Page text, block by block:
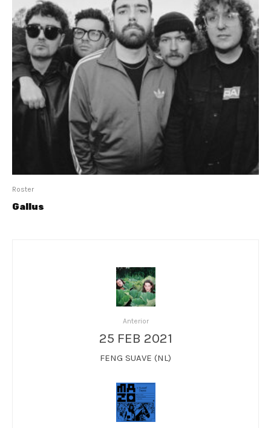
Roster
Gallus
Anterior
25 FEB 2021
FENG SUAVE (NL)